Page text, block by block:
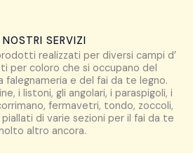
SERVIZI
realizzati per diversi campi d’
per coloro che si occupano del
falegnameria e del fai da te legno.
i listoni, gli angolari, i paraspigoli, i
fermavetri, tondo, zoccoli,
di varie sezioni per il fai da te
altro ancora.